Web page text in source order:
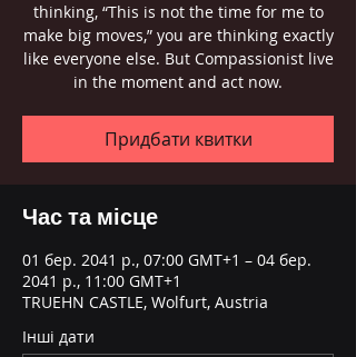
thinking, “This is not the time for me to
make big moves,” you are thinking exactly
like everyone else. But Compassionist live
in the moment and act now.
Придбати квитки
Час та місце
01 бер. 2041 р., 07:00 GMT+1 – 04 бер.
2041 р., 11:00 GMT+1
TRUEHN CASTLE, Wolfurt, Austria
Інші дати